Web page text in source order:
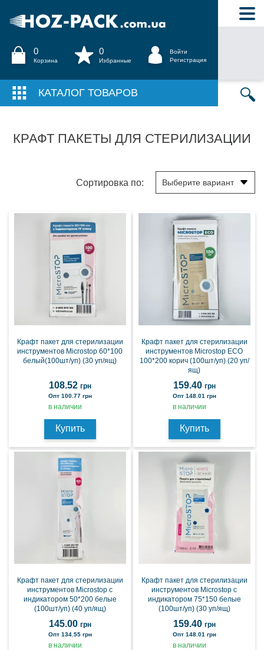
0
Корзина
0
Избранные
Войти
Регистрация
КАТАЛОГ ТОВАРОВ
КРАФТ ПАКЕТЫ ДЛЯ СТЕРИЛИЗАЦИИ
Сортировка по:
Крафт пакет для стерилизации
инструментов Microstop 60*100
белый(100шт/уп) (30 уп/ящ)
108.52 грн
Опт 100.77 грн
в наличии
Купить
Крафт пакет для стерилизации
инструментов Microstop ECO
100*200 корич (100шт/уп) (20 уп/
ящ)
159.40 грн
Опт 148.01 грн
в наличии
Купить
Крафт пакет для стерилизации
инструментов Microstop с
индикатором 50*200 белые
(100шт/уп) (40 уп/ящ)
145.00 грн
Опт 134.55 грн
в наличии
Крафт пакет для стерилизации
инструментов Microstop с
индикатором 75*150 белые
(100шт/уп) (30 уп/ящ)
159.40 грн
Опт 148.01 грн
в наличии